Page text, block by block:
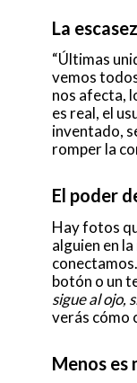
La
“Últimas
vemos
nos afecta,
es real, el
inventado,
romper la
El poder
Hay fotos
alguien en
botón o un
sigue al ojo,
verás cómo
Menos es